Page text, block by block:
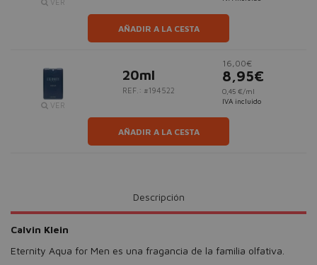
AÑADIR A LA CESTA
VER
20ml
REF.: #194522
16,00€
8,95€
0,45 €/ml
IVA incluido
AÑADIR A LA CESTA
Descripción
Calvin Klein
Eternity Aqua for Men es una fragancia de la familia olfativa.